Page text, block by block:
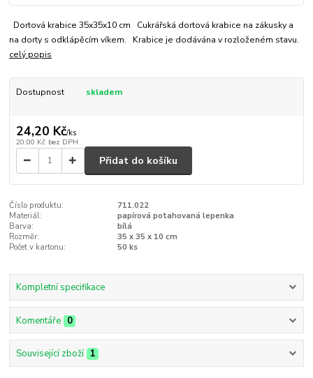
Dortová krabice 35x35x10 cm Cukrářská dortová krabice na zákusky a
na dorty s odklápěcím víkem. Krabice je dodávána v rozloženém stavu.
celý popis
Dostupnost skladem
24,20 Kč/ks
20,00 Kč bez DPH
Přidat do košíku
Číslo produktu:
711.022
Materiál:
papírová potahovaná lepenka
Barva:
bílá
Rozměr:
35 x 35 x 10 cm
Počet v kartonu:
50 ks
Kompletní specifikace
Komentáře 0
Související zboží 1